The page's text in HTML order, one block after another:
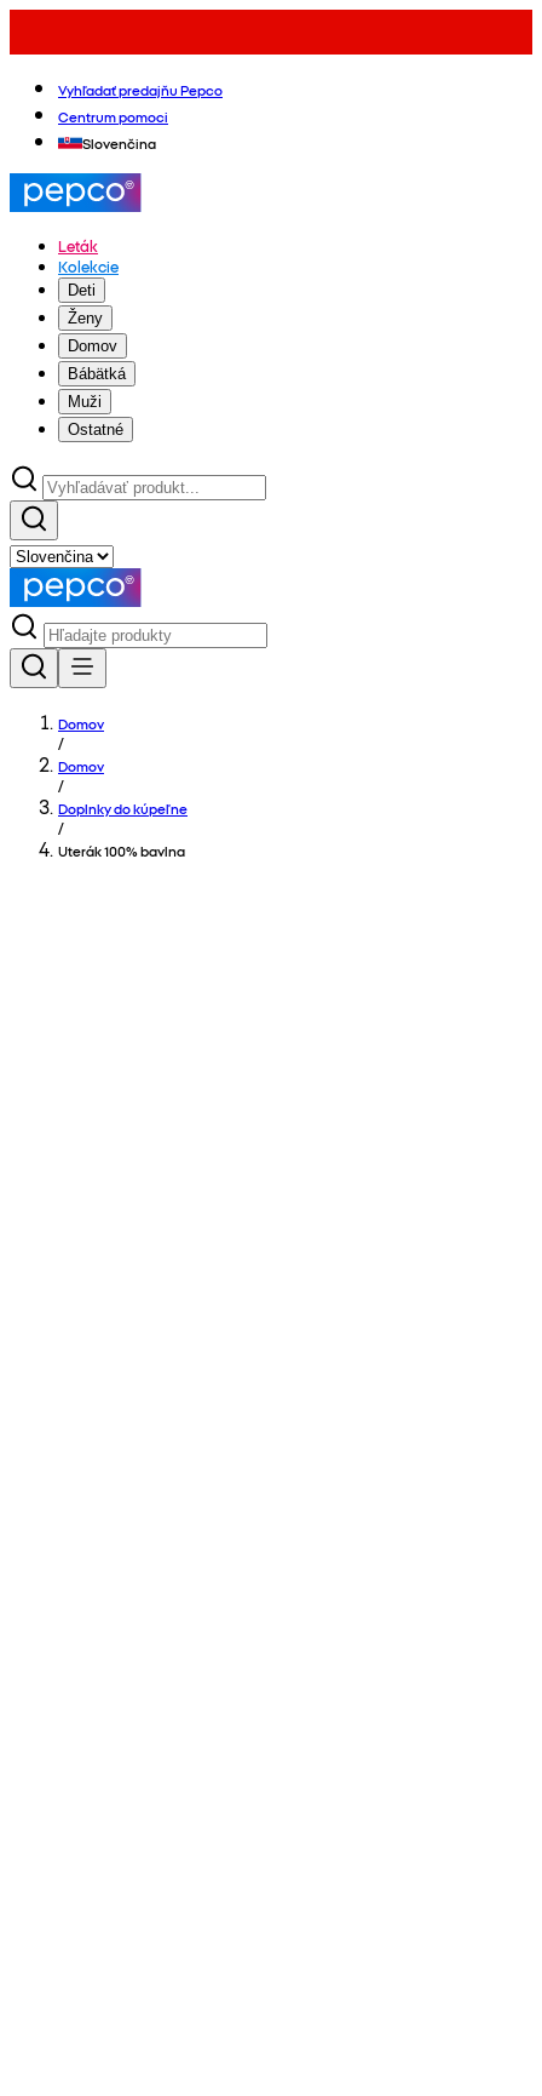
Vyhľadať predajňu Pepco
Centrum pomoci
Slovenčina
Leták
Kolekcie
Deti
Ženy
Domov
Bábätká
Muži
Ostatné
Domov
/
Domov
/
Doplnky do kúpeľne
/
Uterák 100% bavlna